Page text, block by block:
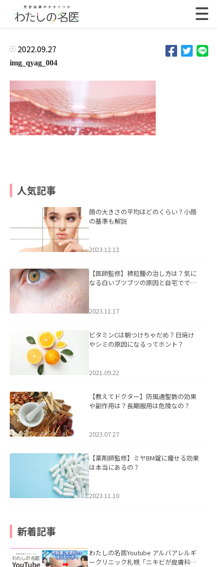
2022.09.27
img_qyag_004
人気記事
顔の大きさの平均はどのくらい？小顔
の基準も解説
2023.12.12
【医師監修】稗粒腫の治し方は？気に
なる白いブツブツの原因と自宅ででき
2023.11.17
ビタミンCは朝つけちゃだめ？日焼け
やシミの原因になるってホント？
2021.09.22
【教えてドクター】防風通聖散の効果
や副作用は？長期服用は危険なの？
2023.07.27
【薬剤師監修】ミヤBM錠に痩せる効果
は本当にあるの？
2023.11.10
新着記事
わたしの名医Youtube アルバアレルギ
ークリニック札幌「ニキビが皮膚科で